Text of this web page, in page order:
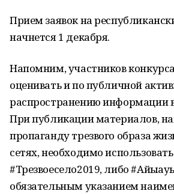
Прием заявок на
начнется 1 декабря.
Напомним, участников
оценивать и по публичной
распространению информации
При публикации материалов,
пропаганду трезвого образа
сетях, необходимо
#Трезвоесело2019, либо
обязательным указанием